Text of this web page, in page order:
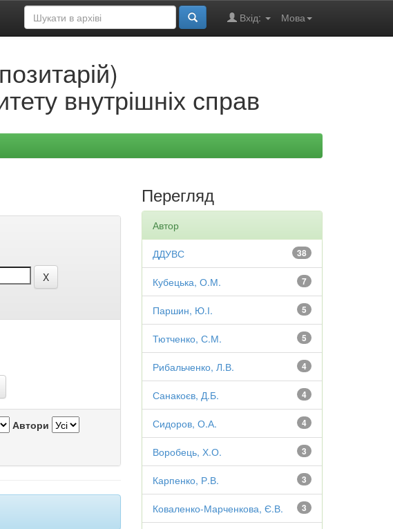
Мова
Вхід:
внутрішніх справ
Автори
Перегляд
Автор
38
ДДУВС
7
Кубецька, О.М.
5
Паршин, Ю.І.
5
Тютченко, С.М.
4
Рибальченко, Л.В.
4
Санакоєв, Д.Б.
4
Сидоров, О.А.
3
Воробець, Х.О.
3
Карпенко, Р.В.
3
Коваленко-Марченкова, Є.В.